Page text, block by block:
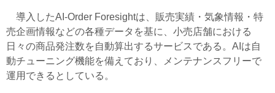
導入したAI-Order Foresightは、販売実績・気象情報・特
売企画情報などの各種データを基に、小売店舗における
日々の商品発注数を自動算出するサービスである。AIは自
動チューニング機能を備えており、メンテナンスフリーで
運用できるとしている。